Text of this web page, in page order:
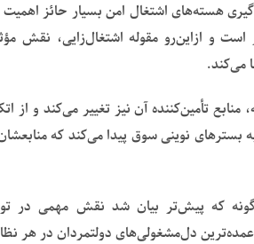
هسته‌های اشتغال امن بسیار حائز
است و ازاین‌رو مقوله اشتغال‌زایی، نقش
می‌کند.
منابع تأمین‌کننده آن نیز تغییر می‌کند و از
بسترهای نوینی سوق پیدا می‌کند که
که پیش‌تر بیان شد نقش مهمی در
عمده‌ترین دل‌مشغولی‌های دولتمردان در هر